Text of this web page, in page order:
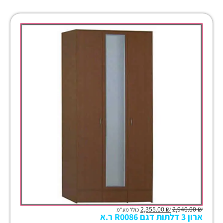
₪
2,940.00
₪ כולל מע"מ
ארון 3 דלתות דגם R0086 ר.א